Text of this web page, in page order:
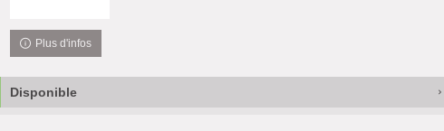
Plus d'infos
Disponible